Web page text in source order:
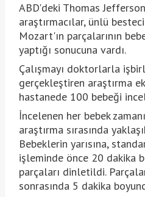
ABD'deki Thomas
araştırmacılar, ünlü
Mozart'ın parçalarının
yaptığı sonucuna vardı.
Çalışmayı doktorlarla
gerçekleştiren araştırma
hastanede 100 bebeği
İncelenen her bebek
araştırma sırasında
Bebeklerin yarısına,
işleminde önce 20 dakika
parçaları dinletildi.
sonrasında 5 dakika